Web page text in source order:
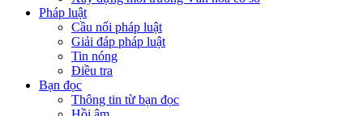
Pháp luật
Cầu nối pháp luật
Giải đáp pháp luật
Tin nóng
Điều tra
Bạn đọc
Thông tin từ bạn đọc